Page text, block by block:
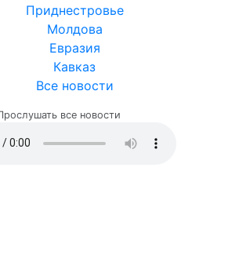
Приднестровье
Молдова
Евразия
Кавказ
Все новости
все новости